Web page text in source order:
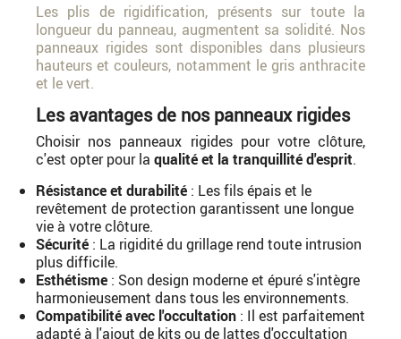
Les plis de rigidification, présents sur toute la
longueur du panneau, augmentent sa solidité. Nos
panneaux rigides sont disponibles dans plusieurs
hauteurs et couleurs, notamment le gris anthracite
et le vert.
Les avantages de nos panneaux rigides
Choisir nos panneaux rigides pour votre clôture,
c'est opter pour la qualité et la tranquillité d'esprit.
Résistance et durabilité : Les fils épais et le
revêtement de protection garantissent une longue
vie à votre clôture.
Sécurité : La rigidité du grillage rend toute intrusion
plus difficile.
Esthétisme : Son design moderne et épuré s'intègre
harmonieusement dans tous les environnements.
Compatibilité avec l'occultation : Il est parfaitement
adapté à l'ajout de kits ou de lattes d'occultation